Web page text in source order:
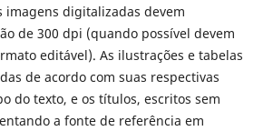
imagens digitalizadas devem
de 300 dpi (quando possível devem
editável). As ilustrações e tabelas
de acordo com suas respectivas
do texto, e os títulos, escritos sem
a fonte de referência em